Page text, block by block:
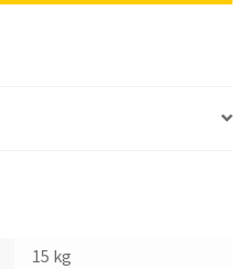
15 kg